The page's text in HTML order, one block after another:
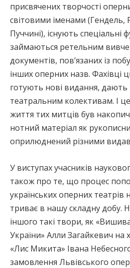
присвячених творчості
світовими іменами (Гендель,
Пуччині), існують спеціальні
займаються ретельним
документів, пов’язаних із
інших оперних назв. Фахівці
готують нові видання, дають
театральним колективам. І
життя тих митців був
нотний матеріал як
оприлюднений різними
У виступах учасників
також про те, що процес
українських оперних
триває в нашу складну добу.
іншого такі твори, як
України» Алли Загайкевич на
«Лис Микита» Івана
замовлення Львівського